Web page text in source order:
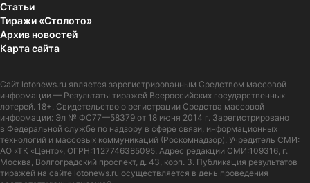
Статьи
Тиражи «Столото»
Архив новостей
Карта сайта
Сайт lotonews.ru является зарегистрированным Средством массовой
информации — Результаты тиражей Всероссийских государственных
лотерей. 18+. Свидетельство о регистрации Средства массовой
информации: Эл № ФС77—58379 от 18 июня 2014 г. Зарегистрировано
в Федеральной службе по надзору в сфере связи, информационных
технологий и массовых коммуникаций (Роскомнадзор). Учредитель СМИ:
АО «ТК «Центр», ОГРН:1127746385095. Адрес редакции СМИ:109316, г.
Москва, Волгоградский проспект, д. 43, корп. 3. Публикация результатов
тиражей на сайте lotonews.ru осуществляется в день проведения